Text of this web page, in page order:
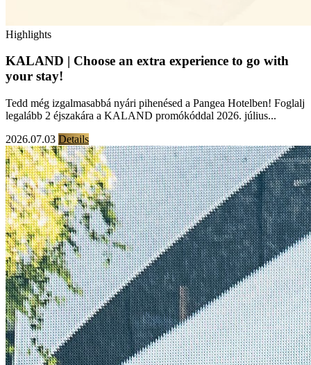
Highlights
KALAND | Choose an extra experience to go with
your stay!
Tedd még izgalmasabbá nyári pihenésed a Pangea Hotelben! Foglalj
legalább 2 éjszakára a KALAND promókóddal 2026. július...
2026.07.03 Details